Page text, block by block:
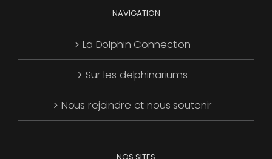
produit
NAVIGATION
La Dolphin Connection
Sur les delphinariums
Nous rejoindre et nous soutenir